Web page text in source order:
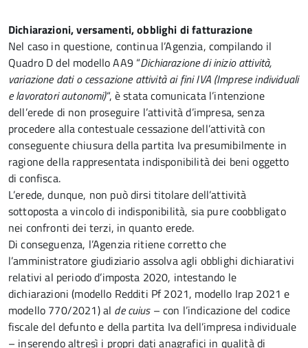
Dichiarazioni, versamenti, obblighi di fatturazione
Nel caso in questione, continua l’Agenzia, compilando il
Quadro D del modello AA9 “Dichiarazione di inizio attività,
variazione dati o cessazione attività ai fini IVA (Imprese individuali
e lavoratori autonomi)“, è stata comunicata l’intenzione
dell’erede di non proseguire l’attività d’impresa, senza
procedere alla contestuale cessazione dell’attività con
conseguente chiusura della partita Iva presumibilmente in
ragione della rappresentata indisponibilità dei beni oggetto
di confisca.
L’erede, dunque, non può dirsi titolare dell’attività
sottoposta a vincolo di indisponibilità, sia pure coobbligato
nei confronti dei terzi, in quanto erede.
Di conseguenza, l’Agenzia ritiene corretto che
l’amministratore giudiziario assolva agli obblighi dichiarativi
relativi al periodo d’imposta 2020, intestando le
dichiarazioni (modello Redditi Pf 2021, modello Irap 2021 e
modello 770/2021) al de cuius– con l’indicazione del codice
fiscale del defunto e della partita Iva dell’impresa individuale
– inserendo altresì i propri dati anagrafici in qualità di